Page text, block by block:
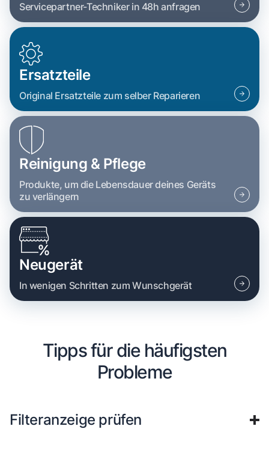
Servicepartner-Techniker in 48h anfragen
Ersatzteile
Original Ersatzteile zum selber Reparieren
Reinigung & Pflege
Produkte, um die Lebensdauer deines Geräts
zu verlängern
Neugerät
In wenigen Schritten zum Wunschgerät
Tipps für die häufigsten
Probleme
Filteranzeige prüfen